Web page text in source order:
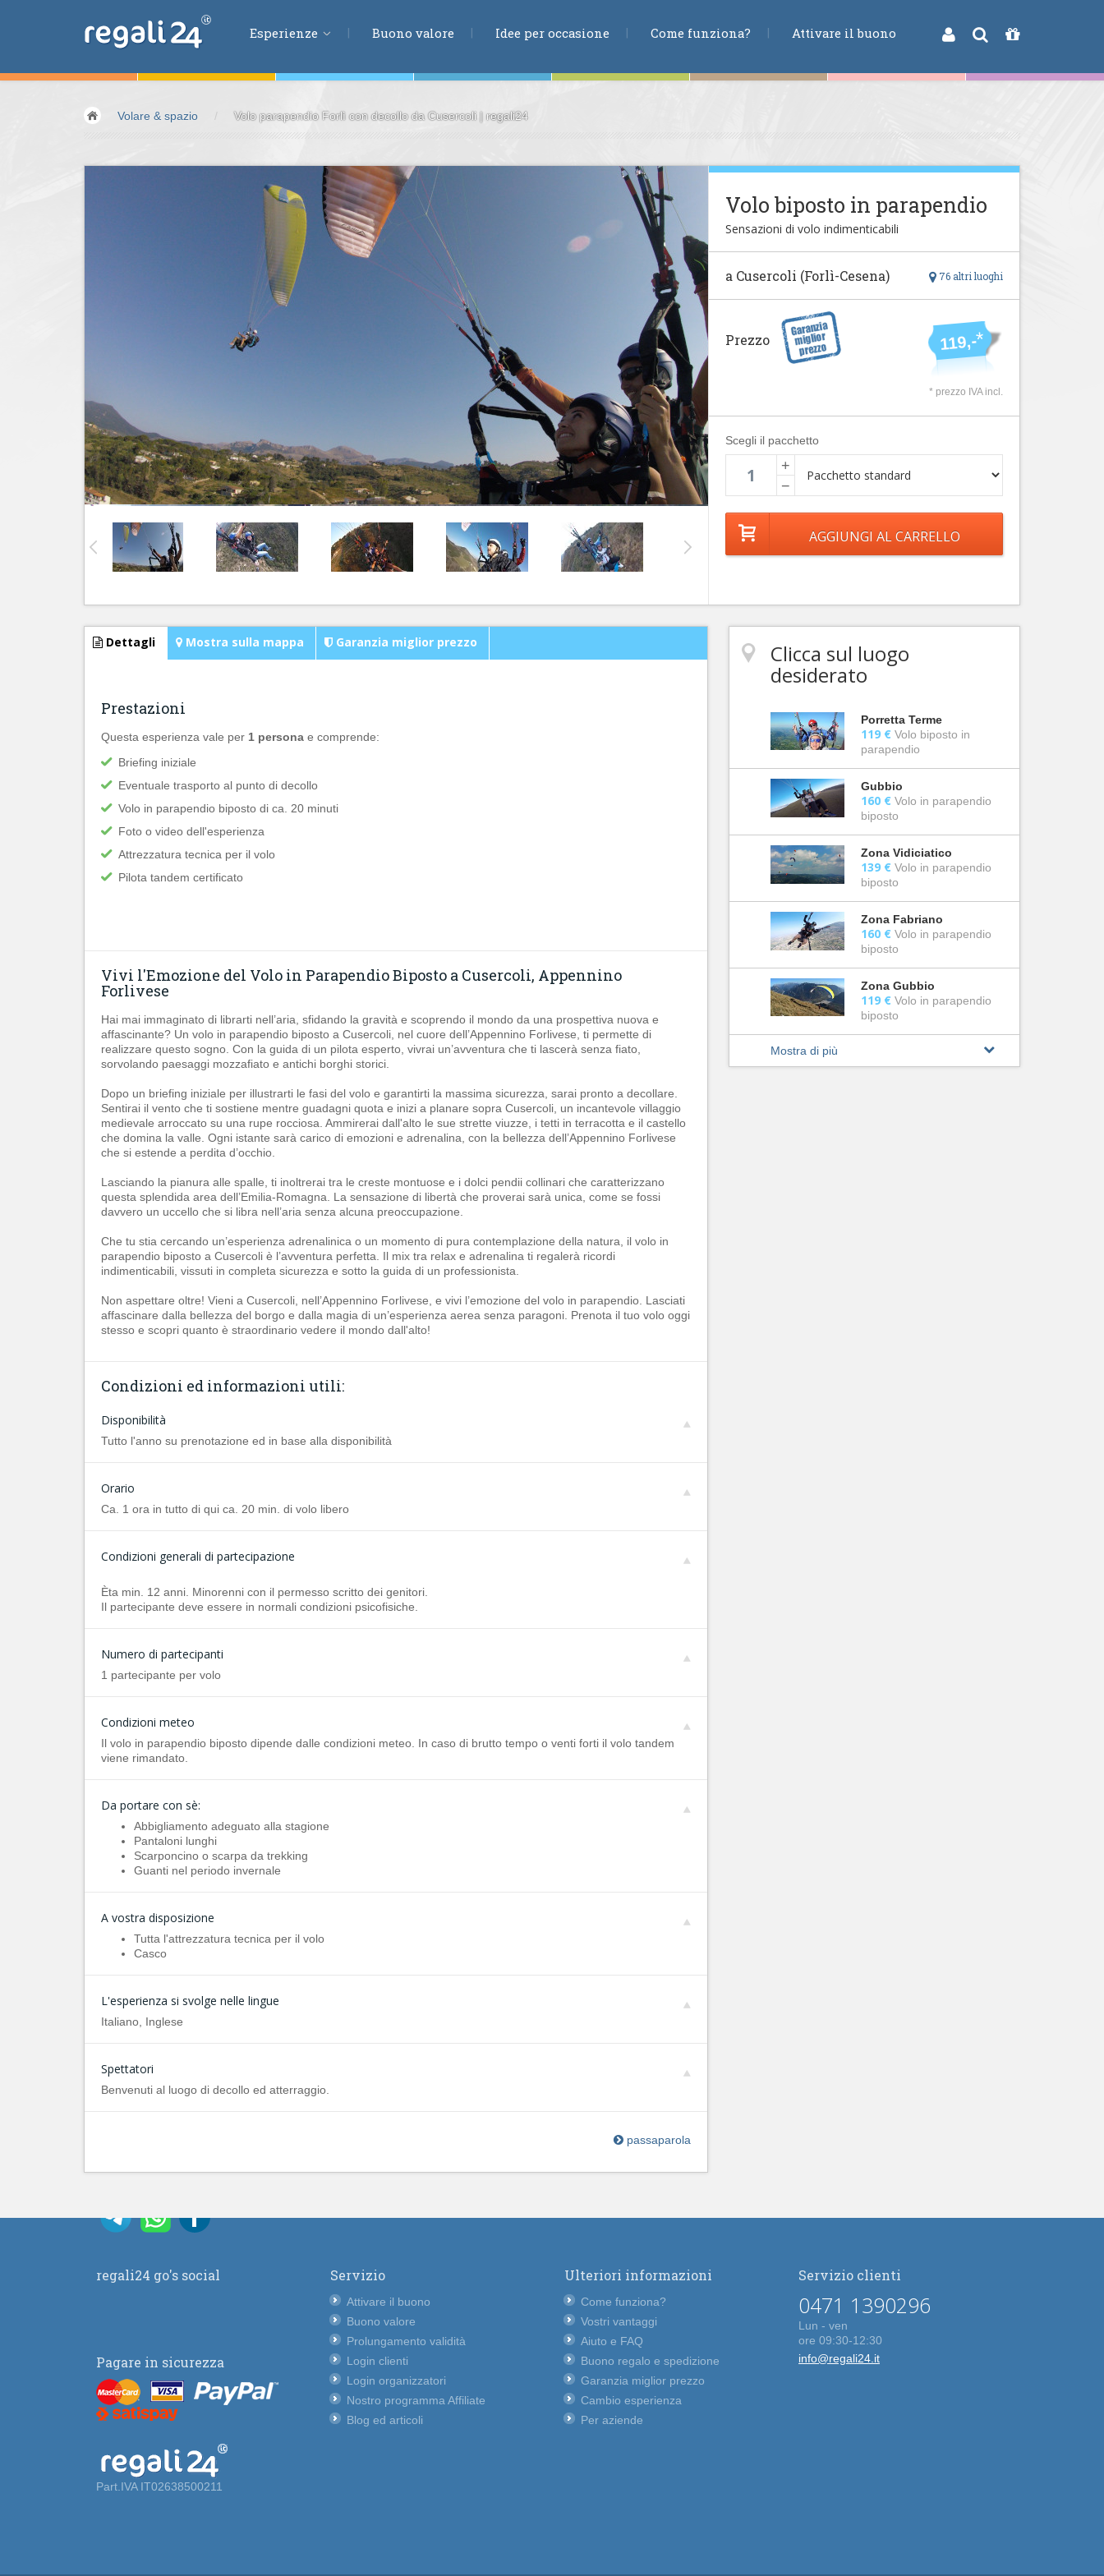
Esperienze
Volare &spazio
Avventura &azione
Sport & fitness
Mangiare &bere
Benessere & salute
Acqua &
Lifestyle &
Buono valore Idee per occasione Come funziona? Attivare il buono
Volare & spazio / Volo parapendio Forlì con decollo da Cusercoli | regali24
Volo biposto in parapendio
Sensazioni di volo indimenticabili
76 altri luoghi
a Cusercoli (Forlì-Cesena)
119,-*
Prezzo
* prezzo IVA incl.
Scegli il pacchetto
+
−
Dettagli Mostra sulla mappa Garanzia miglior prezzo
Prestazioni
Questa esperienza vale per 1 persona e comprende:
Briefing iniziale
Eventuale trasporto al punto di decollo
Volo in parapendio biposto di ca. 20 minuti
Foto o video dell'esperienza
Attrezzatura tecnica per il volo
Pilota tandem certificato
Vivi l'Emozione del Volo in Parapendio Biposto a Cusercoli, Appennino
Forlivese
Hai mai immaginato di librarti nell’aria, sfidando la gravità e scoprendo il mondo da una prospettiva nuova e
affascinante? Un volo in parapendio biposto a Cusercoli, nel cuore dell’Appennino Forlivese, ti permette di
realizzare questo sogno. Con la guida di un pilota esperto, vivrai un’avventura che ti lascerà senza fiato,
sorvolando paesaggi mozzafiato e antichi borghi storici.
Dopo un briefing iniziale per illustrarti le fasi del volo e garantirti la massima sicurezza, sarai pronto a decollare.
Sentirai il vento che ti sostiene mentre guadagni quota e inizi a planare sopra Cusercoli, un incantevole villaggio
medievale arroccato su una rupe rocciosa. Ammirerai dall'alto le sue strette viuzze, i tetti in terracotta e il castello
che domina la valle. Ogni istante sarà carico di emozioni e adrenalina, con la bellezza dell’Appennino Forlivese
che si estende a perdita d’occhio.
Lasciando la pianura alle spalle, ti inoltrerai tra le creste montuose e i dolci pendii collinari che caratterizzano
questa splendida area dell’Emilia-Romagna. La sensazione di libertà che proverai sarà unica, come se fossi
davvero un uccello che si libra nell’aria senza alcuna preoccupazione.
Che tu stia cercando un’esperienza adrenalinica o un momento di pura contemplazione della natura, il volo in
parapendio biposto a Cusercoli è l’avventura perfetta. Il mix tra relax e adrenalina ti regalerà ricordi
indimenticabili, vissuti in completa sicurezza e sotto la guida di un professionista.
Non aspettare oltre! Vieni a Cusercoli, nell’Appennino Forlivese, e vivi l’emozione del volo in parapendio. Lasciati
affascinare dalla bellezza del borgo e dalla magia di un’esperienza aerea senza paragoni. Prenota il tuo volo oggi
stesso e scopri quanto è straordinario vedere il mondo dall'alto!
Condizioni ed informazioni utili:
Disponibilità
Tutto l'anno su prenotazione ed in base alla disponibilità
Orario
Ca. 1 ora in tutto di qui ca. 20 min. di volo libero
Condizioni generali di partecipazione
Èta min. 12 anni. Minorenni con il permesso scritto dei genitori.
Il partecipante deve essere in normali condizioni psicofisiche.
Numero di partecipanti
1 partecipante per volo
Condizioni meteo
Il volo in parapendio biposto dipende dalle condizioni meteo. In caso di brutto tempo o venti forti il volo tandem
viene rimandato.
Da portare con sè:
Abbigliamento adeguato alla stagione
Pantaloni lunghi
Scarponcino o scarpa da trekking
Guanti nel periodo invernale
A vostra disposizione
Tutta l'attrezzatura tecnica per il volo
Casco
L'esperienza si svolge nelle lingue
Italiano, Inglese
Spettatori
Benvenuti al luogo di decollo ed atterraggio.
passaparola
Clicca sul luogo
desiderato
Porretta Terme
119 € Volo biposto in
parapendio
Gubbio
160 € Volo in parapendio
biposto
Zona Vidiciatico
139 € Volo in parapendio
biposto
Zona Fabriano
160 € Volo in parapendio
biposto
Zona Gubbio
119 € Volo in parapendio
biposto
Mostra di più
regali24 go's social
Pagare in sicurezza
Part.IVA IT02638500211
Servizio
Attivare il buono
Buono valore
Prolungamento validità
Login clienti
Login organizzatori
Nostro programma Affiliate
Blog ed articoli
Ulteriori informazioni
Come funziona?
Vostri vantaggi
Aiuto e FAQ
Buono regalo e spedizione
Garanzia miglior prezzo
Cambio esperienza
Per aziende
Servizio clienti
0471 1390296
Lun - ven
ore 09:30-12:30
info@regali24.it